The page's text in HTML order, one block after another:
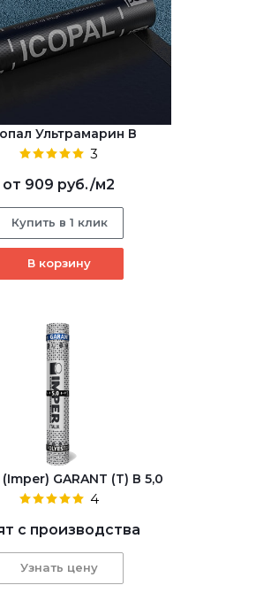
Ультрамарин В
3
от 909 руб./м2
Купить в 1 клик
В корзину
GARANT (Т) В 5,0
4
с производства
Узнать цену